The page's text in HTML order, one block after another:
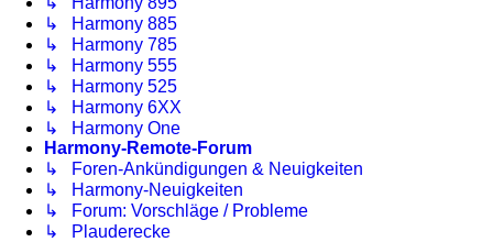
↳ Harmony 885
↳ Harmony 785
↳ Harmony 555
↳ Harmony 525
↳ Harmony 6XX
↳ Harmony One
Harmony-Remote-Forum
↳ Foren-Ankündigungen & Neuigkeiten
↳ Harmony-Neuigkeiten
↳ Forum: Vorschläge / Probleme
↳ Plauderecke